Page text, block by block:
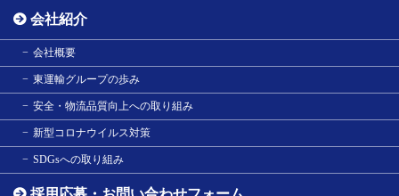
会社紹介
会社概要
東運輸グループの歩み
安全・物流品質向上への取り組み
新型コロナウイルス対策
SDGsへの取り組み